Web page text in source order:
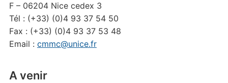
F – 06204 Nice cedex 3
Tél : (+33) (0)4 93 37 54 50
Fax : (+33) (0)4 93 37 53 48
Email : cmmc@unice.fr
A venir